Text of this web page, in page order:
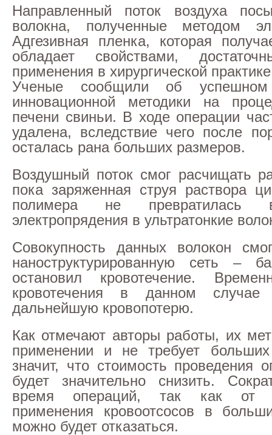
Направленный поток воздуха
волокна, полученные методом
Адгезивная пленка, которая
обладает свойствами,
применения в хирургической
Ученые сообщили об успешном
инновационной методики на
печени свиньи. В ходе операции
удалена, вследствие чего после
осталась рана больших размеров.
Воздушный поток смог расчищать
пока заряженная струя раствора
полимера не превратилась
электропрядения в ультратонкие
Совокупность данных волокон
наноструктурированную сеть –
остановил кровотечение.
кровотечения в данном случае
дальнейшую кровопотерю.
Как отмечают авторы работы, их
применении и не требует
значит, что стоимость проведения
будет значительно снизить.
время операций, так как от
применения кровоотсосов в
можно будет отказаться.